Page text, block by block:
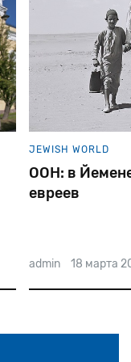
JEWISH WORLD
ООН: в
евреев
admin 18 марта